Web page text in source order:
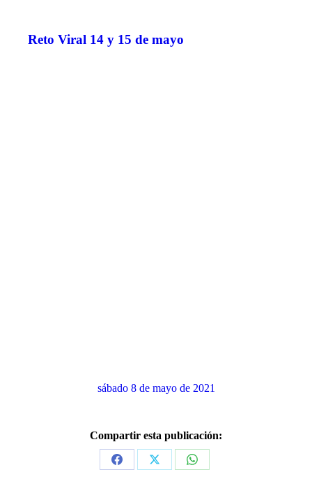
Reto Viral 14 y 15 de mayo
sábado 8 de mayo de 2021
Compartir esta publicación:
Share
Share
Share